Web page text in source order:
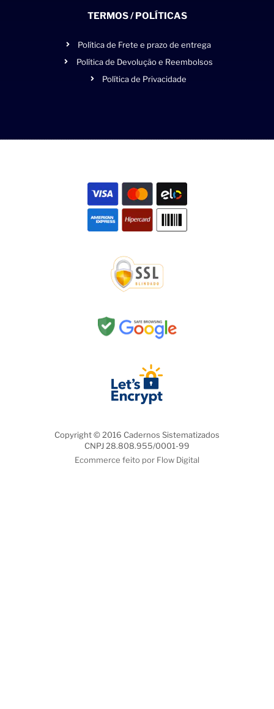
TERMOS / POLÍTICAS
Política de Frete e prazo de entrega
Política de Devolução e Reembolsos
Política de Privacidade
Copyright © 2016 Cadernos Sistematizados
CNPJ 28.808.955/0001-99
Ecommerce feito por Flow Digital